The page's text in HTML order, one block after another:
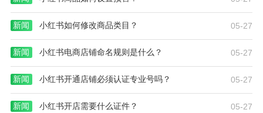
新闻 小红书如何修改商品类目？ 05-27
新闻 小红书电商店铺命名规则是什么？ 05-27
新闻 小红书开通店铺必须认证专业号吗？ 05-27
新闻 小红书开店需要什么证件？ 05-27